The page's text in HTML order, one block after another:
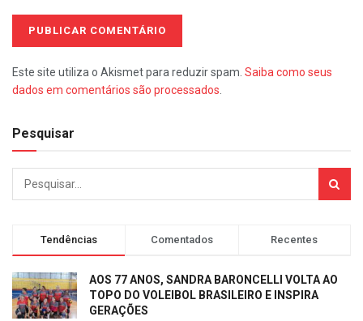
Este site utiliza o Akismet para reduzir spam. Saiba como seus
dados em comentários são processados
Pesquisar
Tendências Comentados Recentes
AOS 77 ANOS, SANDRA BARONCELLI VOLTA AO
TOPO DO VOLEIBOL BRASILEIRO E INSPIRA
GERAÇÕES